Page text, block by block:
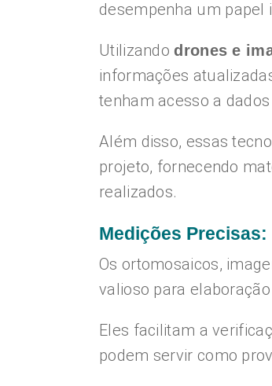
desempenha um papel
Utilizandodrones e
informações
tenham acesso a
Além disso, essas
projeto, fornecendo
realizados.
Medições
Os ortomosaicos,
valioso para
Eles facilitam a
podem servir como